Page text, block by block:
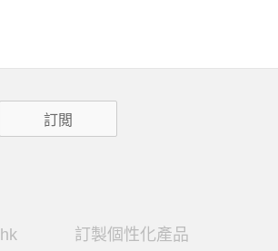
訂製個性化產品